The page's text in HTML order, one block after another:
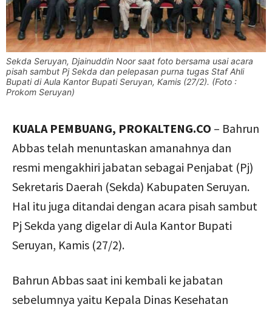
Sekda Seruyan, Djainuddin Noor saat foto bersama usai acara
pisah sambut Pj Sekda dan pelepasan purna tugas Staf Ahli
Bupati di Aula Kantor Bupati Seruyan, Kamis (27/2). (Foto :
Prokom Seruyan)
KUALA PEMBUANG, PROKALTENG.CO – Bahrun
Abbas telah menuntaskan amanahnya dan
resmi mengakhiri jabatan sebagai Penjabat (Pj)
Sekretaris Daerah (Sekda) Kabupaten Seruyan.
Hal itu juga ditandai dengan acara pisah sambut
Pj Sekda yang digelar di Aula Kantor Bupati
Seruyan, Kamis (27/2).
Bahrun Abbas saat ini kembali ke jabatan
sebelumnya yaitu Kepala Dinas Kesehatan